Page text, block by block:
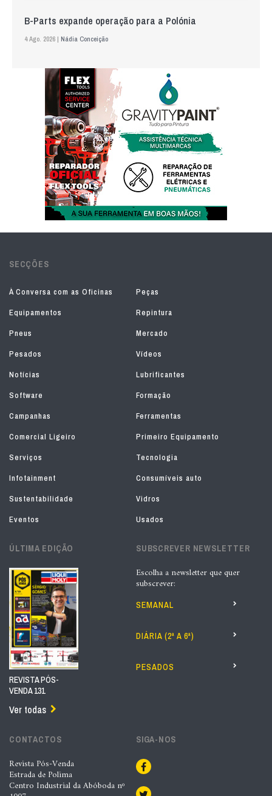
B-Parts expande operação para a Polónia
4 Ago. 2026 | Nádia Conceição
SECÇÕES
À Conversa com as Oficinas
Peças
Equipamentos
Repintura
Pneus
Mercado
Pesados
Vídeos
Notícias
Lubrificantes
Software
Formação
Campanhas
Ferramentas
Comercial Ligeiro
Primeiro Equipamento
Serviços
Tecnologia
Infotainment
Consumíveis auto
Sustentabilidade
Vidros
Eventos
Usados
ÚLTIMA EDIÇÃO
REVISTA PÓS-
VENDA 131
Ver todas
SUBSCREVER NEWSLETTER
Escolha a newsletter que quer
subscrever:
SEMANAL
DIÁRIA (2ª A 6ª)
PESADOS
CONTACTOS
Revista Pós-Venda
Estrada de Polima
Centro Industrial da Abóboda nº
SIGA-NOS